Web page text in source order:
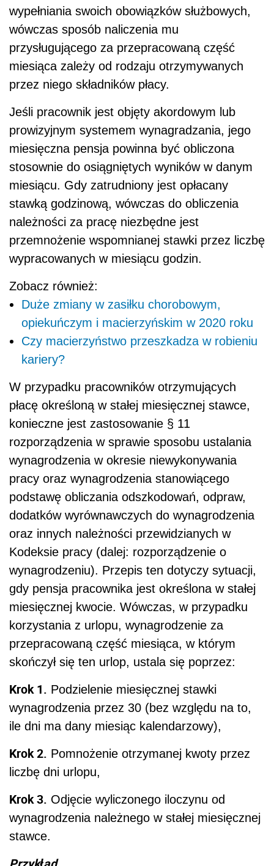
wypełniania swoich obowiązków służbowych,
wówczas sposób naliczenia mu
przysługującego za przepracowaną część
miesiąca zależy od rodzaju otrzymywanych
przez niego składników płacy.
Jeśli pracownik jest objęty akordowym lub
prowizyjnym systemem wynagradzania, jego
miesięczna pensja powinna być obliczona
stosownie do osiągniętych wyników w danym
miesiącu. Gdy zatrudniony jest opłacany
stawką godzinową, wówczas do obliczenia
należności za pracę niezbędne jest
przemnożenie wspomnianej stawki przez liczbę
wypracowanych w miesiącu godzin.
Zobacz również:
Duże zmiany w zasiłku chorobowym,
opiekuńczym i macierzyńskim w 2020 roku
Czy macierzyństwo przeszkadza w robieniu
kariery?
W przypadku pracowników otrzymujących
płacę określoną w stałej miesięcznej stawce,
konieczne jest zastosowanie § 11
rozporządzenia w sprawie sposobu ustalania
wynagrodzenia w okresie niewykonywania
pracy oraz wynagrodzenia stanowiącego
podstawę obliczania odszkodowań, odpraw,
dodatków wyrównawczych do wynagrodzenia
oraz innych należności przewidzianych w
Kodeksie pracy (dalej: rozporządzenie o
wynagrodzeniu). Przepis ten dotyczy sytuacji,
gdy pensja pracownika jest określona w stałej
miesięcznej kwocie. Wówczas, w przypadku
korzystania z urlopu, wynagrodzenie za
przepracowaną część miesiąca, w którym
skończył się ten urlop, ustala się poprzez:
Krok 1. Podzielenie miesięcznej stawki
wynagrodzenia przez 30 (bez względu na to,
ile dni ma dany miesiąc kalendarzowy),
Krok 2. Pomnożenie otrzymanej kwoty przez
liczbę dni urlopu,
Krok 3. Odjęcie wyliczonego iloczynu od
wynagrodzenia należnego w stałej miesięcznej
stawce.